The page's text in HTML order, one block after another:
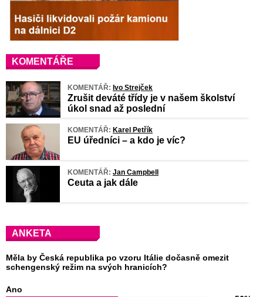
KOMENTÁŘE
KOMENTÁŘ: Ivo Strejček
Zrušit deváté třídy je v našem školství
úkol snad až poslední
KOMENTÁŘ: Karel Petřík
EU úředníci – a kdo je víc?
KOMENTÁŘ: Jan Campbell
Ceuta a jak dále
ANKETA
Měla by Česká republika po vzoru Itálie dočasně omezit
schengenský režim na svých hranicích?
Ano